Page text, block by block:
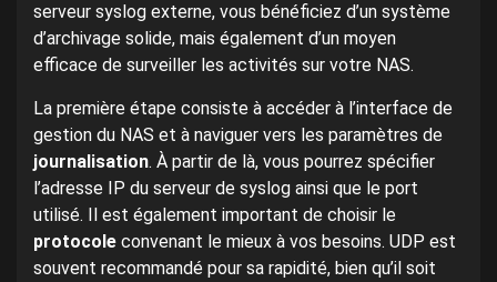
serveur syslog externe, vous bénéficiez d’un système
d’archivage solide, mais également d’un moyen
efficace de surveiller les activités sur votre NAS.
La première étape consiste à accéder à l’interface de
gestion du NAS et à naviguer vers les paramètres de
journalisation. À partir de là, vous pourrez spécifier
l’adresse IP du serveur de syslog ainsi que le port
utilisé. Il est également important de choisir le
protocole convenant le mieux à vos besoins. UDP est
souvent recommandé pour sa rapidité, bien qu’il soit